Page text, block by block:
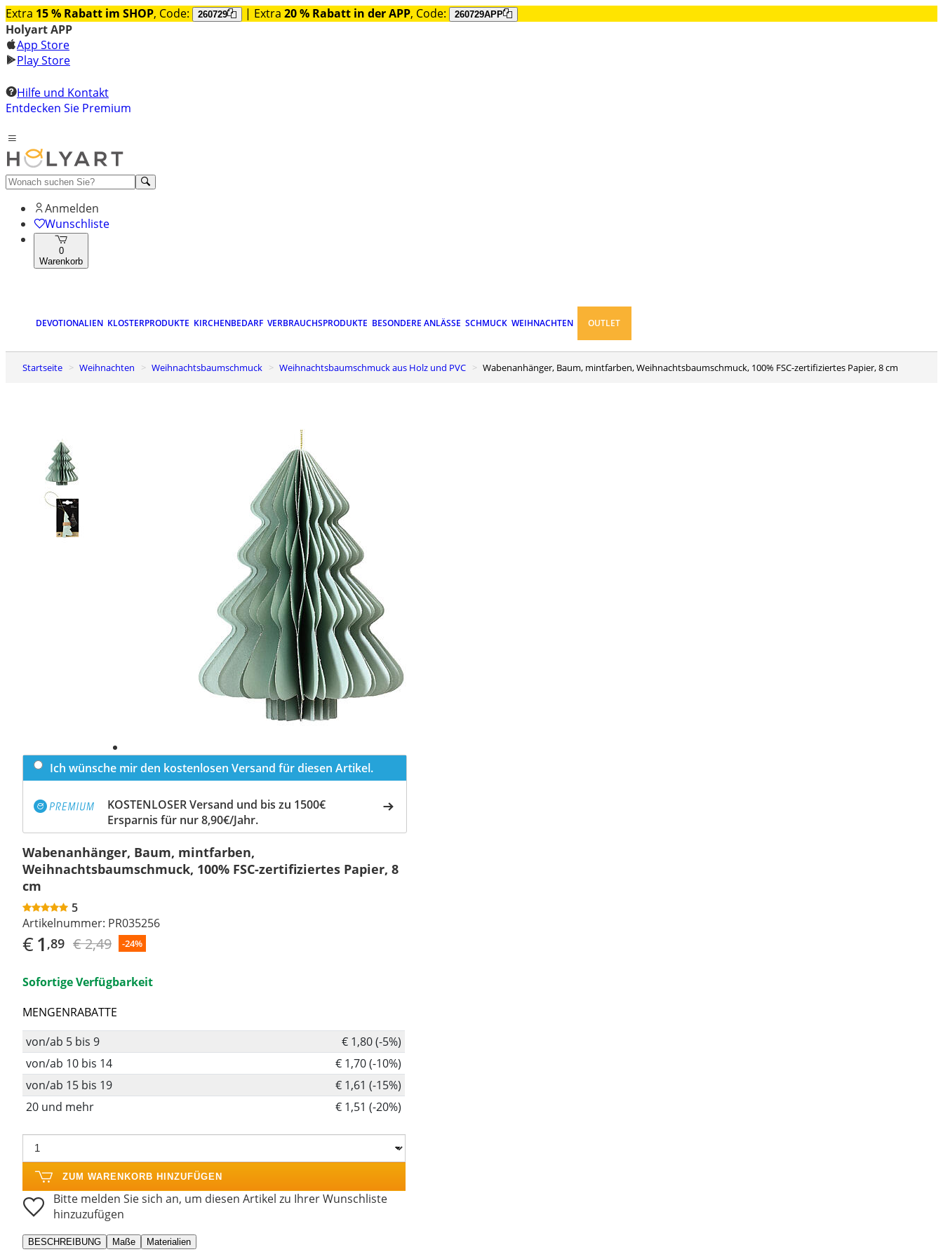
Extra 15 % Rabatt im SHOP, Code: 260729 | Extra 20 % Rabatt in der APP, Code: 260729APP
Holyart APP
App Store
Play Store
Hilfe und Kontakt
Entdecken Sie Premium
Anmelden
Wunschliste
0
Warenkorb
DEVOTIONALIEN KLOSTERPRODUKTE KIRCHENBEDARF VERBRAUCHSPRODUKTE BESONDERE ANLÄSSE SCHMUCK WEIHNACHTEN OUTLET
Startseite Weihnachten Weihnachtsbaumschmuck Weihnachtsbaumschmuck aus Holz und PVC Wabenanhänger, Baum, mintfarben, Weihnachtsbaumschmuck, 100% FSC-zertifiziertes Papier, 8 cm
Ich wünsche mir den kostenlosen Versand für diesen Artikel.
KOSTENLOSER Versand und bis zu 1500€
Ersparnis für nur 8,90€/Jahr.
Wabenanhänger, Baum, mintfarben,
Weihnachtsbaumschmuck, 100% FSC-zertifiziertes Papier, 8
cm
5
Artikelnummer: PR035256
€1 ,89 € 2,49 -24%
Sofortige Verfügbarkeit
MENGENRABATTE
von/ab 5 bis 9
€ 1,80 (-5%)
von/ab 10 bis 14
€ 1,70 (-10%)
von/ab 15 bis 19
€ 1,61 (-15%)
20 und mehr
€ 1,51 (-20%)
ZUM WARENKORB HINZUFÜGEN
Bitte melden Sie sich an, um diesen Artikel zu Ihrer Wunschliste
hinzuzufügen
BESCHREIBUNG Maße Materialien